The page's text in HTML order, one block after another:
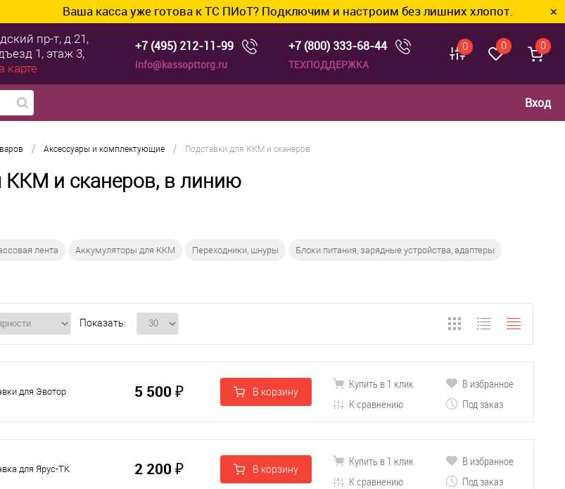
Ваша касса уже готова к ТС ПИоТ? Подключим и настроим без лишних хлопот. ✕
пр-т, д.21,
1, этаж 3,
карте
+7 (495) 212-11-99
info@kassopttorg.ru
+7 (800) 333-68-44
ТЕХПОДДЕРЖКА
0 0 0
Вход
/ Аксессуары и комплектующие / Подставки для ККМ и сканеров
ККМ и сканеров, в линию
лента Аккумуляторы для ККМ Переходники, шнуры Блоки питания, зарядные устройства, адаптеры
Показать:
для Эвотор 5 500 ₽ В корзину
Купить в 1 клик
К сравнению
В избранное
Под заказ
для Ярус-ТК 2 200 ₽ В корзину
Купить в 1 клик
К сравнению
В избранное
Под заказ